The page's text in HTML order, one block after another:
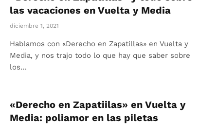
las vacaciones en Vuelta y Media
diciembre 1, 2021
Hablamos con «Derecho en Zapatillas» en Vuelta y
Media, y nos trajo todo lo que hay que saber sobre
los…
«Derecho en Zapatiilas» en Vuelta y
Media: poliamor en las piletas